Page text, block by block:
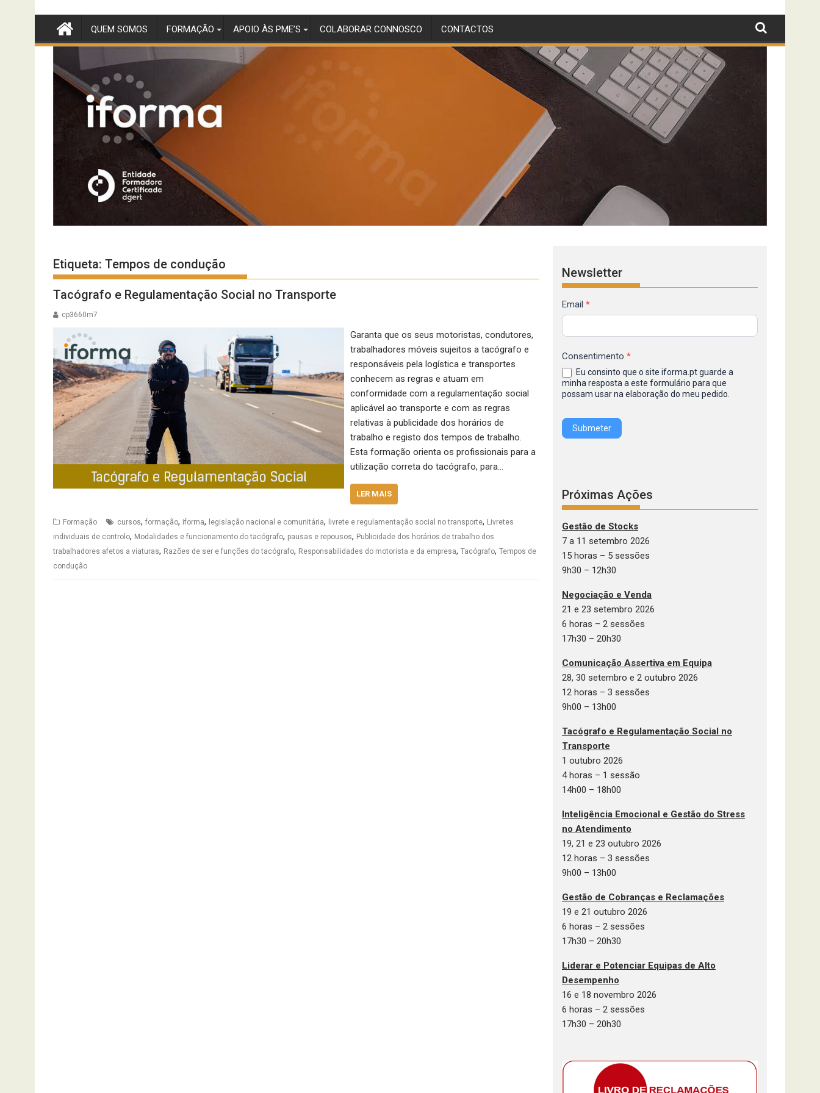
content
QUEM SOMOS FORMAÇÃO APOIO ÀS PME’S COLABORAR CONNOSCO CONTACTOS
Etiqueta: Tempos de condução
Tacógrafo e Regulamentação Social no Transporte
cp3660m7
Garanta que os seus motoristas, condutores,
trabalhadores móveis sujeitos a tacógrafo e
responsáveis pela logística e transportes
conhecem as regras e atuam em
conformidade com a regulamentação social
aplicável ao transporte e com as regras
relativas à publicidade dos horários de
trabalho e registo dos tempos de trabalho.
Esta formação orienta os profissionais para a
utilização correta do tacógrafo, para…
LER MAIS
Formação cursos, formação, iforma, legislação nacional e comunitária, livrete e regulamentação social no transporte, Livretes
individuais de controlo, Modalidades e funcionamento do tacógrafo, pausas e repousos, Publicidade dos horários de trabalho dos
trabalhadores afetos a viaturas, Razões de ser e funções do tacógrafo, Responsabilidades do motorista e da empresa, Tacógrafo, Tempos de
condução
Newsletter
Formulário
de
Inscrição
Newsletter
IFORMA
Email *
Consentimento *
minha resposta a este formulário para que
possam usar na elaboração do meu pedido.
Submeter
Próximas Ações
Gestão de Stocks
7 a 11 setembro 2026
15 horas – 5 sessões
9h30 – 12h30
Negociação e Venda
21 e 23 setembro 2026
6 horas – 2 sessões
17h30 – 20h30
Comunicação Assertiva em Equipa
28, 30 setembro e 2 outubro 2026
12 horas – 3 sessões
9h00 – 13h00
Tacógrafo e Regulamentação Social no
Transporte
1 outubro 2026
4 horas – 1 sessão
14h00 – 18h00
Inteligência Emocional e Gestão do Stress
no Atendimento
19, 21 e 23 outubro 2026
12 horas – 3 sessões
9h00 – 13h00
Gestão de Cobranças e Reclamações
19 e 21 outubro 2026
6 horas – 2 sessões
17h30 – 20h30
Liderar e Potenciar Equipas de Alto
Desempenho
16 e 18 novembro 2026
6 horas – 2 sessões
17h30 – 20h30